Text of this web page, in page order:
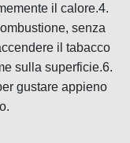
il calore.4.
senza
il tabacco
sulla superficie.6.
gustare appieno